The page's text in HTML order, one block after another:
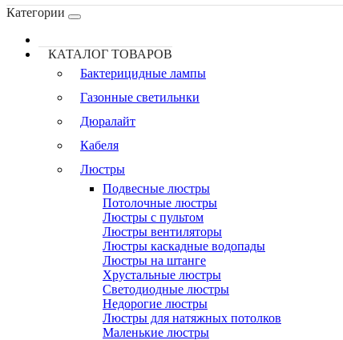
Категории
КАТАЛОГ ТОВАРОВ
Бактерицидные лампы
Газонные светильнки
Дюралайт
Кабеля
Люстры
Подвесные люстры
Потолочные люстры
Люстры с пультом
Люстры вентиляторы
Люстры каскадные водопады
Люстры на штанге
Хрустальные люстры
Светодиодные люстры
Недорогие люстры
Люстры для натяжных потолков
Маленькие люстры